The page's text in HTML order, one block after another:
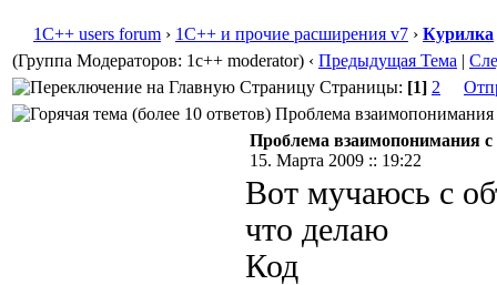
1С++ users forum › 1С++ и прочие расширения v7 › Курилка
(Группа Модераторов: 1c++ moderator) ‹ Предыдущая Тема |
Страницы: [1] 2
Проблема
Проблема взаимопонимания
15. Марта 2009 :: 19:22
Вот мучаюсь с
что делаю
Код